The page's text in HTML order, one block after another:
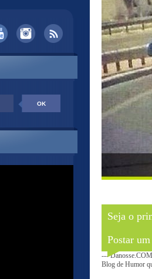
Seja o
Postar
---
Blog de Humor